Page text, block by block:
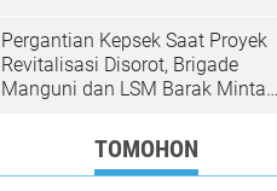
Rakyat
Pergantian Kepsek Saat Proyek
Revitalisasi Disorot, Brigade
Manguni dan LSM Barak Minta
TOMOHON